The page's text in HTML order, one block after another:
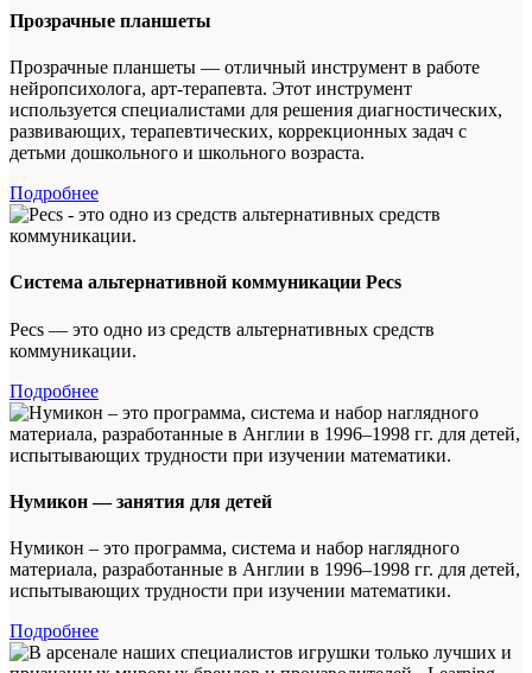
Прозрачные планшеты
Прозрачные планшеты — отличный инструмент в работе
нейропсихолога, арт-терапевта. Этот инструмент
используется специалистами для решения диагностических,
развивающих, терапевтических, коррекционных задач с
детьми дошкольного и школьного возраста.
Подробнее
Система альтернативной коммуникации Pecs
Pecs — это одно из средств альтернативных средств
коммуникации.
Подробнее
Нумикон — занятия для детей
Нумикон – это программа, система и набор наглядного
материала, разработанные в Англии в 1996–1998 гг. для детей,
испытывающих трудности при изучении математики.
Подробнее